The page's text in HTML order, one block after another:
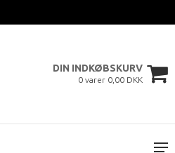
DIN INDKØBSKURV
0 varer 0,00 DKK